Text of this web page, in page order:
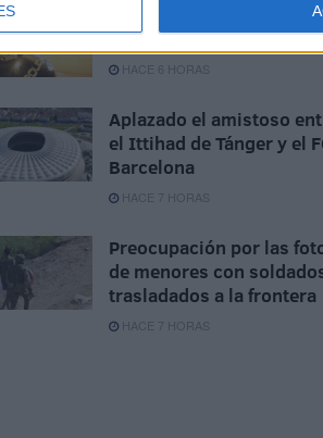
Disparos en el Príncipe
herido por arma blanca
HACE 6 HORAS
Aplazado el amistoso
el Ittihad de Tánger y el
Barcelona
HACE 7 HORAS
Preocupación por las
de menores con
trasladados a la frontera
HACE 7 HORAS